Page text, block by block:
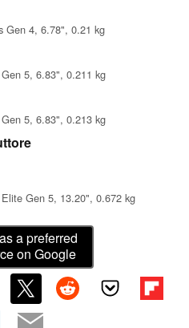
Gen 4, 6.78", 0.21 kg
5, 6.83", 0.211 kg
5, 6.83", 0.213 kg
Gen 5, 13.20", 0.672 kg
a preferred
on Google